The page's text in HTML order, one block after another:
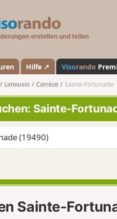
a
n
d
o
Hilfe ↗ Visorando
Limousin Corrèze Sainte-Fortunade
Sainte-
Sainte-